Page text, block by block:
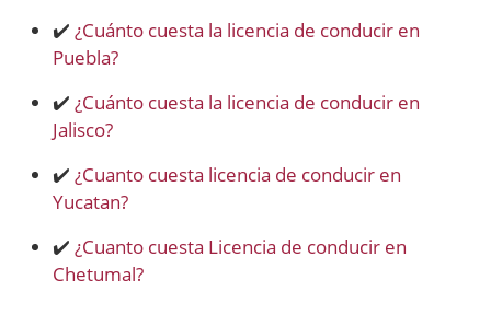
✔️ ¿Cuánto cuesta la licencia de conducir en
Puebla?
✔️ ¿Cuánto cuesta la licencia de conducir en
Jalisco?
✔️ ¿Cuanto cuesta licencia de conducir en
Yucatan?
✔️ ¿Cuanto cuesta Licencia de conducir en
Chetumal?